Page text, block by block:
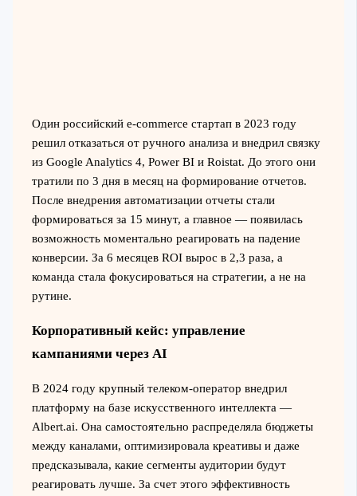
Один российский e-commerce стартап в 2023 году
решил отказаться от ручного анализа и внедрил связку
из Google Analytics 4, Power BI и Roistat. До этого они
тратили по 3 дня в месяц на формирование отчетов.
После внедрения автоматизации отчеты стали
формироваться за 15 минут, а главное — появилась
возможность моментально реагировать на падение
конверсии. За 6 месяцев ROI вырос в 2,3 раза, а
команда стала фокусироваться на стратегии, а не на
рутине.
Корпоративный кейс: управление
кампаниями через AI
В 2024 году крупный телеком-оператор внедрил
платформу на базе искусственного интеллекта —
Albert.ai. Она самостоятельно распределяла бюджеты
между каналами, оптимизировала креативы и даже
предсказывала, какие сегменты аудитории будут
реагировать лучше. За счет этого эффективность